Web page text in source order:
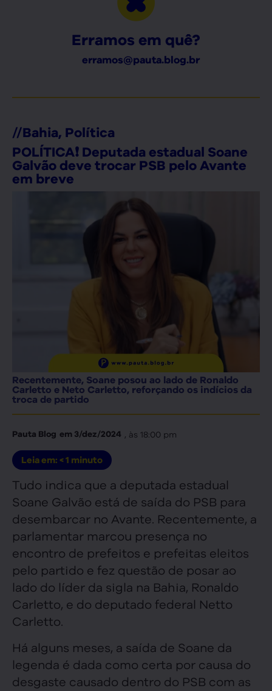
Erramos em quê?
erramos@pauta.blog.br
//Bahia, Política
POLÍTICA❗ Deputada estadual Soane
Galvão deve trocar PSB pelo Avante
em breve
Recentemente, Soane posou ao lado de Ronaldo
Carletto e Neto Carletto, reforçando os indícios da
troca de partido
Pauta Blog em 3/dez/2024 , às 18:00 pm
Leia em: < 1 minuto
Tudo indica que a deputada estadual
Soane Galvão está de saída do PSB para
desembarcar no Avante. Recentemente, a
parlamentar marcou presença no
encontro de prefeitos e prefeitas eleitos
pelo partido e fez questão de posar ao
lado do líder da sigla na Bahia, Ronaldo
Carletto, e do deputado federal Netto
Carletto.
Há alguns meses, a saída de Soane da
legenda é dada como certa por causa do
desgaste causado dentro do PSB com as